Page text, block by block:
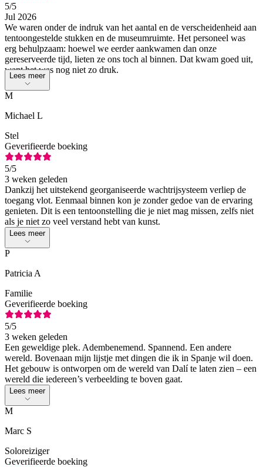
5/5
Jul 2026
We waren onder de indruk van het aantal en de verscheidenheid aan
tentoongestelde stukken en de museumruimte. Het personeel was
erg behulpzaam: hoewel we eerder aankwamen dan onze
gereserveerde tijd, lieten ze ons toch al binnen. Dat kwam goed uit,
want het was nog niet zo druk.
Lees meer
M
Michael L
Stel
Geverifieerde boeking
5/5
3 weken geleden
Dankzij het uitstekend georganiseerde wachtrijsysteem verliep de
toegang vlot. Eenmaal binnen kon je zonder gedoe van de ervaring
genieten. Dit is een tentoonstelling die je niet mag missen, zelfs niet
als je niet zo veel verstand hebt van kunst.
Lees meer
P
Patricia A
Familie
Geverifieerde boeking
5/5
3 weken geleden
Een geweldige plek. Adembenemend. Spannend. Een andere
wereld. Bovenaan mijn lijstje met dingen die ik in Spanje wil doen.
Het gebouw is ontworpen om de wereld van Dalí te laten zien – een
wereld die iedereen’s verbeelding te boven gaat.
Lees meer
M
Marc S
Soloreiziger
Geverifieerde boeking